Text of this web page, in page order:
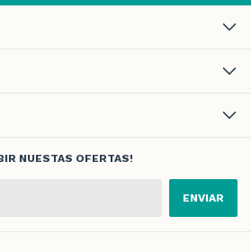
NUESTAS OFERTAS!